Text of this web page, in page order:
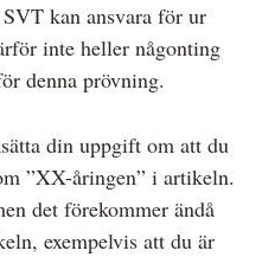
kan ansvara för ur
inte heller någonting
denna prövning.
din uppgift om att du
”XX-åringen” i artikeln.
det förekommer ändå
exempelvis att du är